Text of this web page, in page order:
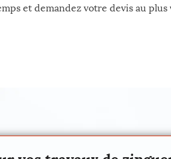
et demandez votre devis au plus